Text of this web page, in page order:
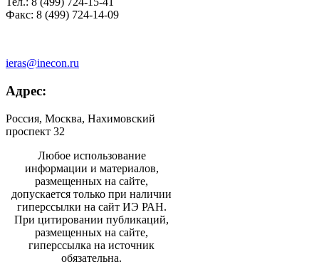
Факс: 8 (499) 724-14-09
ieras@inecon.ru
Адрес:
Россия, Москва, Нахимовский
проспект 32
Любое использование
информации и материалов,
размещенных на сайте,
допускается только при наличии
гиперссылки на сайт ИЭ РАН.
При цитировании публикаций,
размещенных на сайте,
гиперссылка на источник
обязательна.